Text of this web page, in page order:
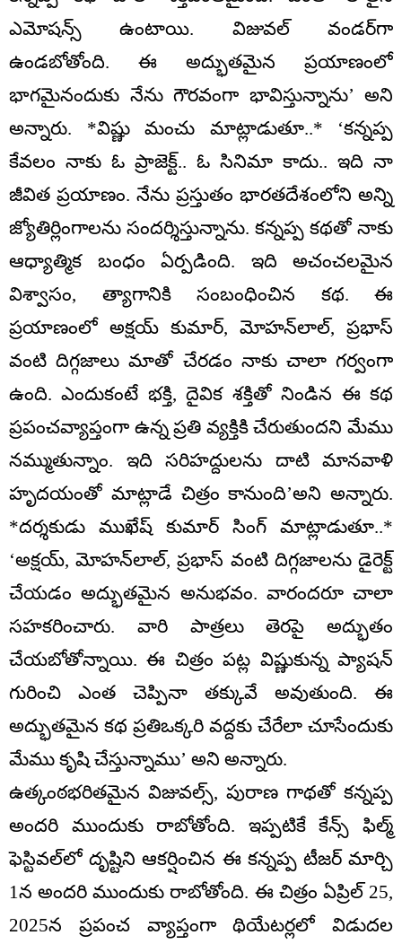
ఎమోషన్స్ ఉంటాయి. విజువల్ వండర్‌గా
ఉండబోతోంది. ఈ అద్భుతమైన ప్రయాణంలో
భాగమైనందుకు నేను గౌరవంగా భావిస్తున్నాను’ అని
అన్నారు. *విష్ణు మంచు మాట్లాడుతూ..* ‘కన్నప్ప
కేవలం నాకు ఓ ప్రాజెక్ట్.. ఓ సినిమా కాదు.. ఇది నా
జీవిత ప్రయాణం. నేను ప్రస్తుతం భారతదేశంలోని అన్ని
జ్యోతిర్లింగాలను సందర్శిస్తున్నాను. కన్నప్ప కథతో నాకు
ఆధ్యాత్మిక బంధం ఏర్పడింది. ఇది అచంచలమైన
విశ్వాసం, త్యాగానికి సంబంధించిన కథ. ఈ
ప్రయాణంలో అక్షయ్ కుమార్, మోహన్‌లాల్, ప్రభాస్
వంటి దిగ్గజాలు మాతో చేరడం నాకు చాలా గర్వంగా
ఉంది. ఎందుకంటే భక్తి, దైవిక శక్తితో నిండిన ఈ కథ
ప్రపంచవ్యాప్తంగా ఉన్న ప్రతి వ్యక్తికి చేరుతుందని మేము
నమ్ముతున్నాం. ఇది సరిహద్దులను దాటి మానవాళి
హృదయంతో మాట్లాడే చిత్రం కానుంది’అని అన్నారు.
*దర్శకుడు ముఖేష్ కుమార్ సింగ్ మాట్లాడుతూ..*
‘అక్షయ్, మోహన్‌లాల్, ప్రభాస్ వంటి దిగ్గజాలను డైరెక్ట్
చేయడం అద్భుతమైన అనుభవం. వారందరూ చాలా
సహకరించారు. వారి పాత్రలు తెరపై అద్భుతం
చేయబోతోన్నాయి. ఈ చిత్రం పట్ల విష్ణుకున్న ప్యాషన్
గురించి ఎంత చెప్పినా తక్కువే అవుతుంది. ఈ
అద్భుతమైన కథ ప్రతిఒక్కరి వద్దకు చేరేలా చూసేందుకు
మేము కృషి చేస్తున్నాము’ అని అన్నారు.
ఉత్కంఠభరితమైన విజువల్స్, పురాణ గాథతో కన్నప్ప
అందరి ముందుకు రాబోతోంది. ఇప్పటికే కేన్స్ ఫిల్మ్
ఫెస్టివల్‌లో దృష్టిని ఆకర్షించిన ఈ కన్నప్ప టీజర్ మార్చి
1న అందరి ముందుకు రాబోతోంది. ఈ చిత్రం ఏప్రిల్ 25,
2025న ప్రపంచ వ్యాప్తంగా థియేటర్లలో విడుదల